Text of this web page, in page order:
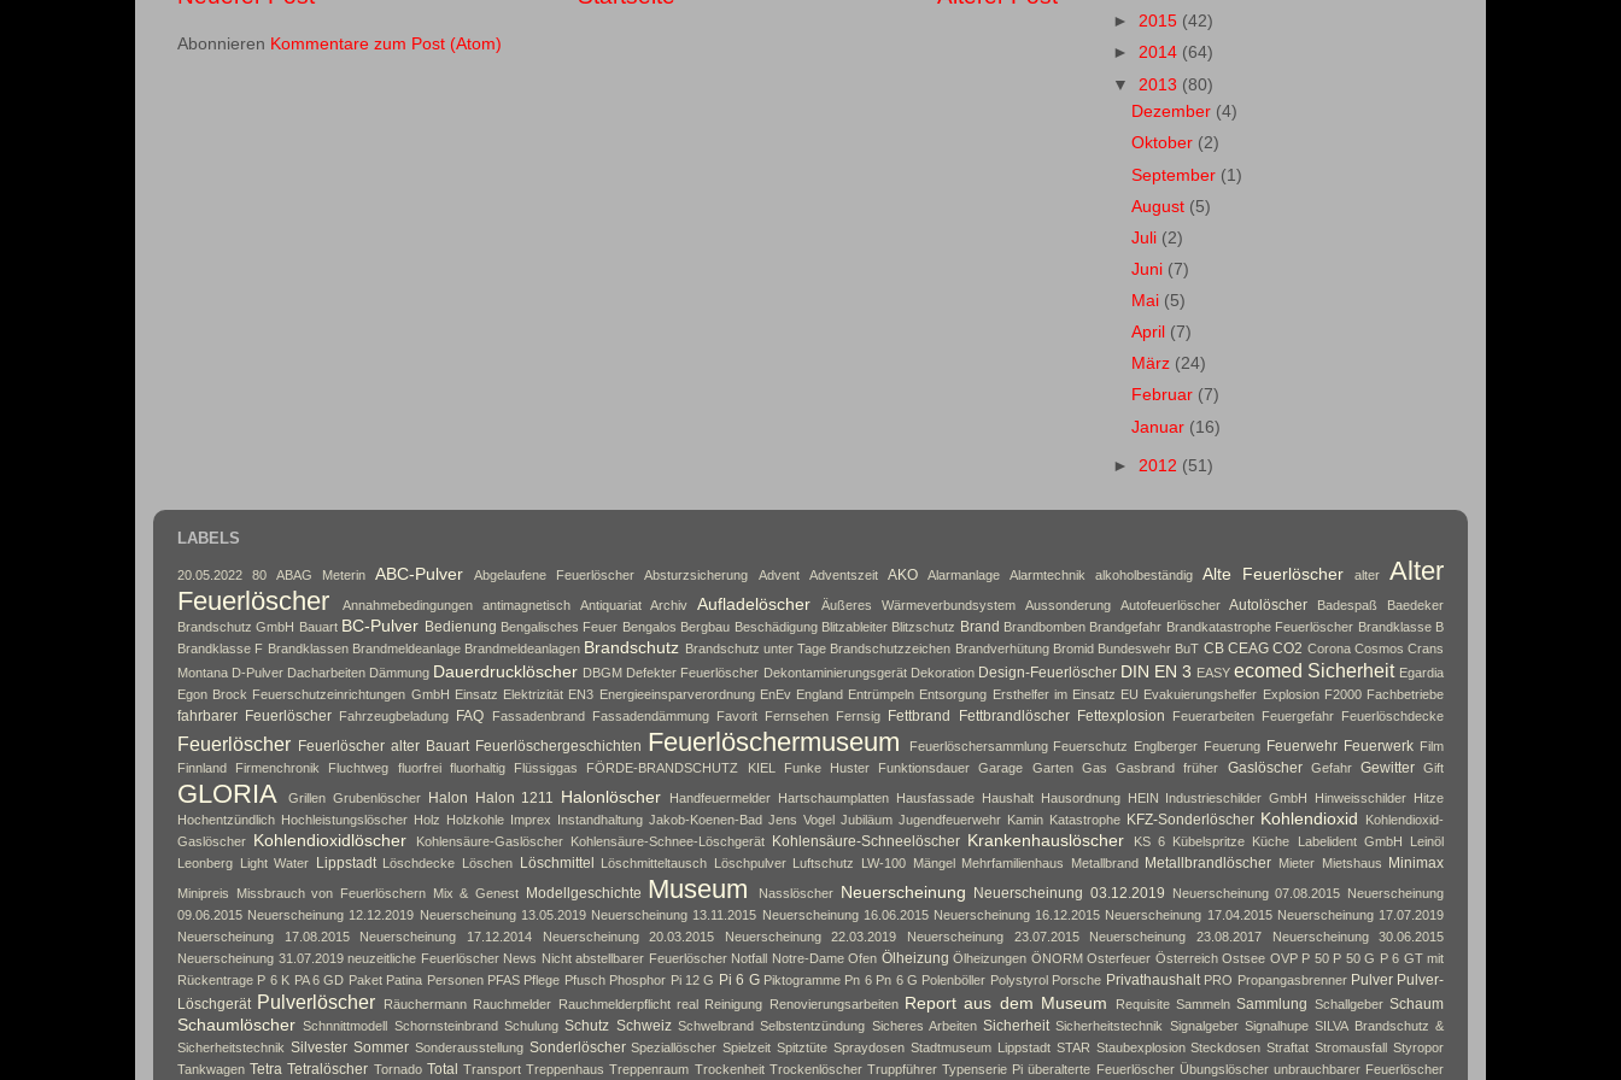
Abonnieren Kommentare zum Post (Atom)
► 2015 (42)
► 2014 (64)
▼ 2013 (80)
Dezember (4)
Oktober (2)
September (1)
August (5)
Juli (2)
Juni (7)
Mai (5)
April (7)
März (24)
Februar (7)
Januar (16)
► 2012 (51)
LABELS
20.05.2022 80 ABAG Meterin ABC-Pulver Abgelaufene Feuerlöscher Absturzsicherung Advent Adventszeit AKO Alarmanlage Alarmtechnik alkoholbeständig Alte Feuerlöscher alter
Alter
Feuerlöscher
Annahmebedingungen antimagnetisch Antiquariat Archiv Aufladelöscher Äußeres Wärmeverbundsystem Aussonderung Autofeuerlöscher Autolöscher Badespaß
Baedeker
Brandschutz GmbH Bauart BC-Pulver Bedienung Bengalisches Feuer Bengalos Bergbau Beschädigung Blitzableiter Blitzschutz Brand Brandbomben Brandgefahr Brandkatastrophe Feuerlöscher Brandklasse B
Brandklasse F Brandklassen Brandmeldeanlage Brandmeldeanlagen Brandschutz Brandschutz unter Tage Brandschutzzeichen Brandverhütung Bromid Bundeswehr BuT CB CEAG CO2 Corona Cosmos Crans
Montana D-Pulver Dacharbeiten Dämmung Dauerdrucklöscher DBGM Defekter Feuerlöscher Dekontaminierungsgerät Dekoration Design-Feuerlöscher DIN EN 3 EASY ecomed Sicherheit Egardia
Egon Brock Feuerschutzeinrichtungen GmbH Einsatz Elektrizität EN3 Energieeinsparverordnung EnEv England Entrümpeln Entsorgung Ersthelfer im Einsatz EU Evakuierungshelfer Explosion F2000 Fachbetriebe
fahrbarer Feuerlöscher Fahrzeugbeladung FAQ Fassadenbrand Fassadendämmung Favorit Fernsehen Fernsig Fettbrand Fettbrandlöscher Fettexplosion Feuerarbeiten Feuergefahr Feuerlöschdecke
Feuerlöscher Feuerlöscher alter Bauart Feuerlöschergeschichten Feuerlöschermuseum Feuerlöschersammlung Feuerschutz Englberger Feuerung Feuerwehr Feuerwerk Film
Finnland
Firmenchronik Fluchtweg fluorfrei fluorhaltig Flüssiggas FÖRDE-BRANDSCHUTZ KIEL Funke Huster Funktionsdauer Garage Garten Gas Gasbrand früher Gaslöscher Gefahr Gewitter Gift
GLORIA Grillen Grubenlöscher Halon Halon 1211 Halonlöscher Handfeuermelder Hartschaumplatten Hausfassade Haushalt Hausordnung HEIN Industrieschilder GmbH Hinweisschilder Hitze
Hochentzündlich Hochleistungslöscher Holz Holzkohle Imprex Instandhaltung Jakob-Koenen-Bad Jens Vogel Jubiläum Jugendfeuerwehr Kamin Katastrophe KFZ-Sonderlöscher Kohlendioxid
Kohlendioxid-
Gaslöscher Kohlendioxidlöscher Kohlensäure-Gaslöscher Kohlensäure-Schnee-Löschgerät Kohlensäure-Schneelöscher Krankenhauslöscher KS 6 Kübelspritze Küche Labelident GmbH
Leinöl
Leonberg Light Water Lippstadt Löschdecke Löschen Löschmittel Löschmitteltausch Löschpulver Luftschutz LW-100 Mängel Mehrfamilienhaus Metallbrand Metallbrandlöscher Mieter Mietshaus Minimax
Minipreis Missbrauch von Feuerlöschern Mix & Genest Modellgeschichte Museum Nasslöscher Neuerscheinung Neuerscheinung 03.12.2019 Neuerscheinung 07.08.2015 Neuerscheinung
09.06.2015 Neuerscheinung 12.12.2019 Neuerscheinung 13.05.2019 Neuerscheinung 13.11.2015 Neuerscheinung 16.06.2015 Neuerscheinung 16.12.2015 Neuerscheinung 17.04.2015 Neuerscheinung 17.07.2019
Neuerscheinung 17.08.2015
Neuerscheinung 17.12.2014 Neuerscheinung 20.03.2015 Neuerscheinung 22.03.2019 Neuerscheinung 23.07.2015 Neuerscheinung 23.08.2017
Neuerscheinung 30.06.2015
Neuerscheinung 31.07.2019 neuzeitliche Feuerlöscher News Nicht abstellbarer Feuerlöscher Notfall Notre-Dame Ofen Ölheizung Ölheizungen ÖNORM Osterfeuer Österreich Ostsee OVP P 50 P 50 G P 6 GT mit
Rückentrage P 6 K PA 6 GD Paket Patina Personen PFAS Pflege Pfusch Phosphor Pi 12 G Pi 6 G Piktogramme Pn 6 Pn 6 G Polenböller Polystyrol Porsche Privathaushalt PRO Propangasbrenner Pulver Pulver-
Löschgerät Pulverlöscher Räuchermann Rauchmelder Rauchmelderpflicht real Reinigung Renovierungsarbeiten Report aus dem Museum Requisite Sammeln Sammlung Schallgeber Schaum
Schaumlöscher Schnnittmodell Schornsteinbrand Schulung Schutz Schweiz Schwelbrand Selbstentzündung Sicheres Arbeiten Sicherheit Sicherheitstechnik Signalgeber Signalhupe SILVA Brandschutz &
Sicherheitstechnik Silvester Sommer Sonderausstellung Sonderlöscher Speziallöscher Spielzeit Spitztüte Spraydosen Stadtmuseum Lippstadt STAR Staubexplosion Steckdosen Straftat Stromausfall Styropor
Tankwagen Tetra Tetralöscher Tornado Total Transport Treppenhaus Treppenraum Trockenheit Trockenlöscher Truppführer Typenserie Pi überalterte Feuerlöscher Übungslöscher unbrauchbarer Feuerlöscher